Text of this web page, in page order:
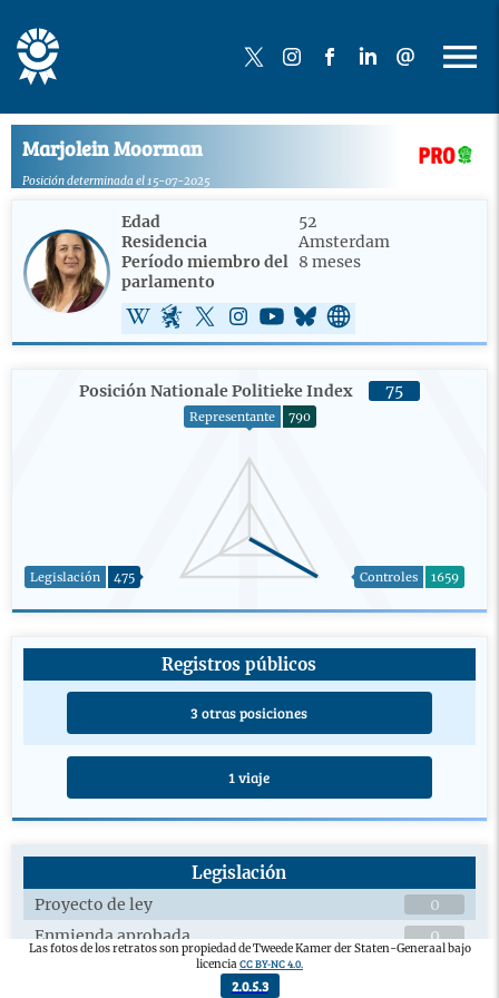
Marjolein Moorman
Posición determinada el 15-07-2025
Edad
52
Residencia
Amsterdam
Período miembro del
parlamento
8 meses
Posición Nationale Politieke Index 75
Legislación 475
Representante 790
Controles 1659
Registros públicos
3 otras posiciones
1 viaje
Legislación
Proyecto de ley
0
Enmienda aprobada
0
Debates plenarios sobre proyectos de ley
Las fotos de los retratos son propiedad de Tweede Kamer der Staten-Generaal bajo
licenciaCC BY-NC 4.0.
2.0.5.3